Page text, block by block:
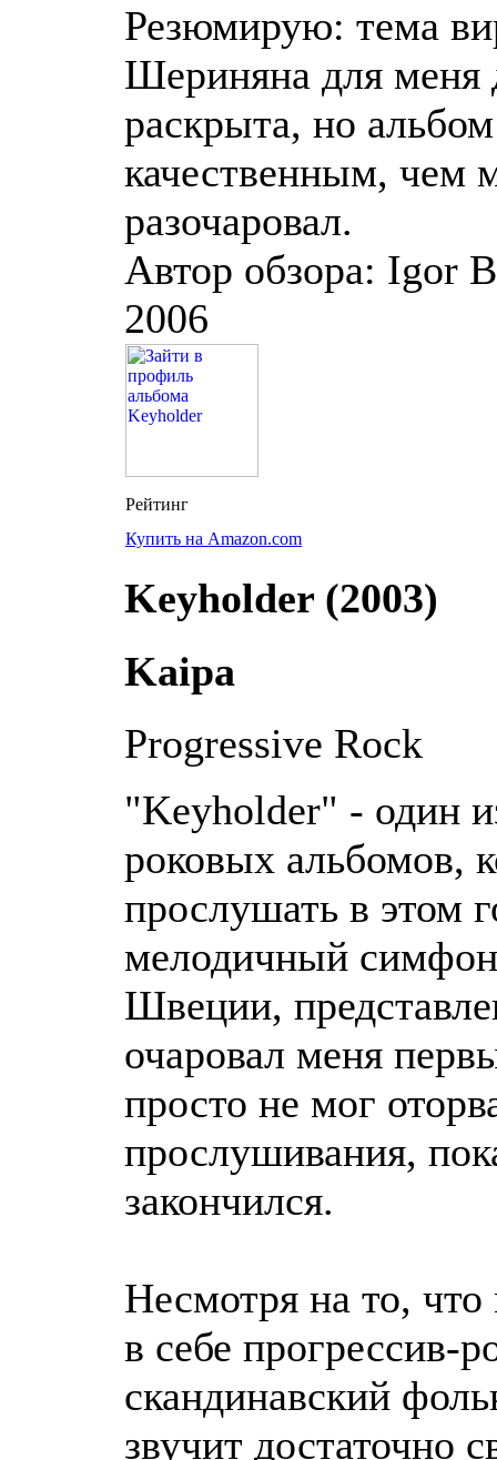
Резюмирую: тема
Шериняна для меня
раскрыта, но
качественным, чем
разочаровал.
Автор обзора: Igor
2006
Купить на Amazon.com
Keyholder (2003)
Kaipa
Progressive Rock
"Keyholder" - один
роковых альбомов,
прослушать в этом
мелодичный
Швеции,
очаровал меня
просто не мог
прослушивания,
закончился.
Несмотря на то,
в себе прогрессив-
скандинавский
звучит достаточно